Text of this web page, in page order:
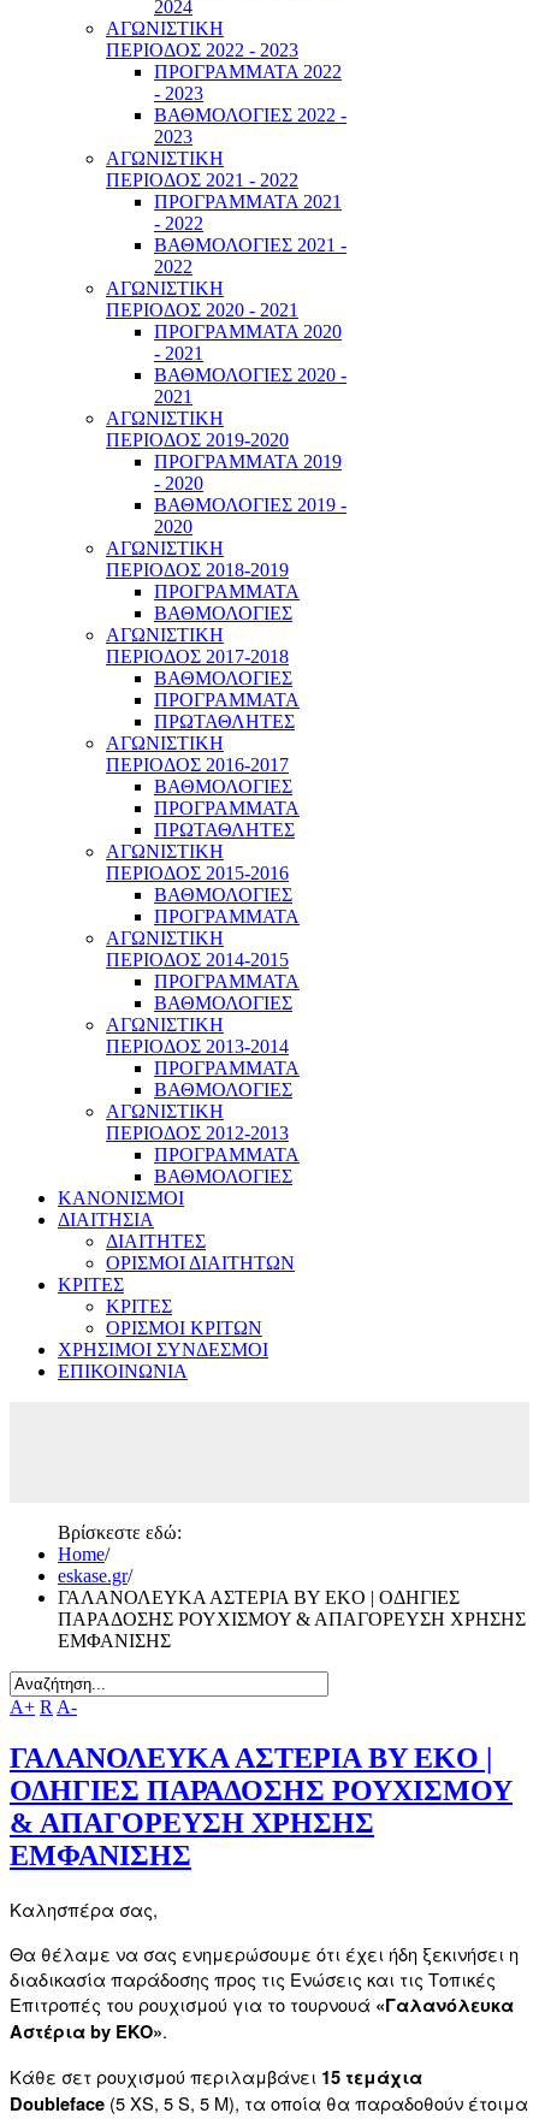
2024
ΑΓΩΝΙΣΤΙΚΗ
ΠΕΡΙΟΔΟΣ 2022 - 2023
ΠΡΟΓΡΑΜΜΑΤΑ 2022
- 2023
ΒΑΘΜΟΛΟΓΙΕΣ 2022 -
2023
ΑΓΩΝΙΣΤΙΚΗ
ΠΕΡΙΟΔΟΣ 2021 - 2022
ΠΡΟΓΡΑΜΜΑΤΑ 2021
- 2022
ΒΑΘΜΟΛΟΓΙΕΣ 2021 -
2022
ΑΓΩΝΙΣΤΙΚΗ
ΠΕΡΙΟΔΟΣ 2020 - 2021
ΠΡΟΓΡΑΜΜΑΤΑ 2020
- 2021
ΒΑΘΜΟΛΟΓΙΕΣ 2020 -
2021
ΑΓΩΝΙΣΤΙΚΗ
ΠΕΡΙΟΔΟΣ 2019-2020
ΠΡΟΓΡΑΜΜΑΤΑ 2019
- 2020
ΒΑΘΜΟΛΟΓΙΕΣ 2019 -
2020
ΑΓΩΝΙΣΤΙΚΗ
ΠΕΡΙΟΔΟΣ 2018-2019
ΠΡΟΓΡΑΜΜΑΤΑ
ΒΑΘΜΟΛΟΓΙΕΣ
ΑΓΩΝΙΣΤΙΚΗ
ΠΕΡΙΟΔΟΣ 2017-2018
ΒΑΘΜΟΛΟΓΙΕΣ
ΠΡΟΓΡΑΜΜΑΤΑ
ΠΡΩΤΑΘΛΗΤΕΣ
ΑΓΩΝΙΣΤΙΚΗ
ΠΕΡΙΟΔΟΣ 2016-2017
ΒΑΘΜΟΛΟΓΙΕΣ
ΠΡΟΓΡΑΜΜΑΤΑ
ΠΡΩΤΑΘΛΗΤΕΣ
ΑΓΩΝΙΣΤΙΚΗ
ΠΕΡΙΟΔΟΣ 2015-2016
ΒΑΘΜΟΛΟΓΙΕΣ
ΠΡΟΓΡΑΜΜΑΤΑ
ΑΓΩΝΙΣΤΙΚΗ
ΠΕΡΙΟΔΟΣ 2014-2015
ΠΡΟΓΡΑΜΜΑΤΑ
ΒΑΘΜΟΛΟΓΙΕΣ
ΑΓΩΝΙΣΤΙΚΗ
ΠΕΡΙΟΔΟΣ 2013-2014
ΠΡΟΓΡΑΜΜΑΤΑ
ΒΑΘΜΟΛΟΓΙΕΣ
ΑΓΩΝΙΣΤΙΚΗ
ΠΕΡΙΟΔΟΣ 2012-2013
ΠΡΟΓΡΑΜΜΑΤΑ
ΒΑΘΜΟΛΟΓΙΕΣ
ΚΑΝΟΝΙΣΜΟΙ
ΔΙΑΙΤΗΣΙΑ
ΔΙΑΙΤΗΤΕΣ
ΟΡΙΣΜΟΙ ΔΙΑΙΤΗΤΩΝ
ΚΡΙΤΕΣ
ΚΡΙΤΕΣ
ΟΡΙΣΜΟΙ ΚΡΙΤΩΝ
ΧΡΗΣΙΜΟΙ ΣΥΝΔΕΣΜΟΙ
ΕΠΙΚΟΙΝΩΝΙΑ
Βρίσκεστε εδώ:
Home/
eskase.gr/
ΓΑΛΑΝΟΛΕΥΚΑ ΑΣΤΕΡΙΑ BY EKO | ΟΔΗΓΙΕΣ
ΠΑΡΑΔΟΣΗΣ ΡΟΥΧΙΣΜΟΥ & ΑΠΑΓΟΡΕΥΣΗ ΧΡΗΣΗΣ
ΕΜΦΑΝΙΣΗΣ
A+ R A-
ΓΑΛΑΝΟΛΕΥΚΑ ΑΣΤΕΡΙΑ BY EKO |
ΟΔΗΓΙΕΣ ΠΑΡΑΔΟΣΗΣ ΡΟΥΧΙΣΜΟΥ
& ΑΠΑΓΟΡΕΥΣΗ ΧΡΗΣΗΣ
ΕΜΦΑΝΙΣΗΣ
Καλησπέρα σας,
Θα θέλαμε να σας ενημερώσουμε ότι έχει ήδη ξεκινήσει η
διαδικασία παράδοσης προς τις Ενώσεις και τις Τοπικές
Επιτροπές του ρουχισμού για το τουρνουά «Γαλανόλευκα
Αστέρια by EKO».
Κάθε σετ ρουχισμού περιλαμβάνει 15 τεμάχια
Doubleface (5 XS, 5 S, 5 M), τα οποία θα παραδοθούν έτοιμα